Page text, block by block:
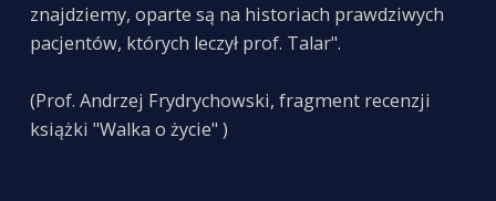
znajdziemy, oparte są na historiach prawdziwych
pacjentów, których leczył prof. Talar".
(Prof. Andrzej Frydrychowski, fragment recenzji
książki "Walka o życie" )